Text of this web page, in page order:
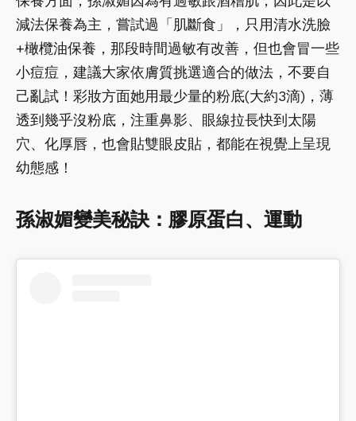
減法保養為主，嘗試過「肌斷食」，只用清水洗臉
+橄欖油保養，那段時間過敏有改善，但也會冒一些
小痘痘，建議大家依膚質挑選適合的做法，不要自
己亂試！彩妝方面她用最少量的粉底(大約3滴)，薄
透到幾乎沒粉底，注重鼻影、眼線拉長快到太陽
穴、化厚唇，也會貼雙眼皮貼，都能在視覺上呈現
幼態感！
孫淑媚變美秘訣：膠原蛋白、運動